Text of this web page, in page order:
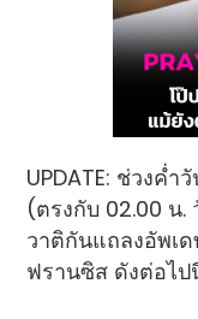
UPDATE: ช่วงค่
(ตรงกับ 02.00 น.
วาติกันแถลงอัพเ
ฟรานซิส ดังต่อไป